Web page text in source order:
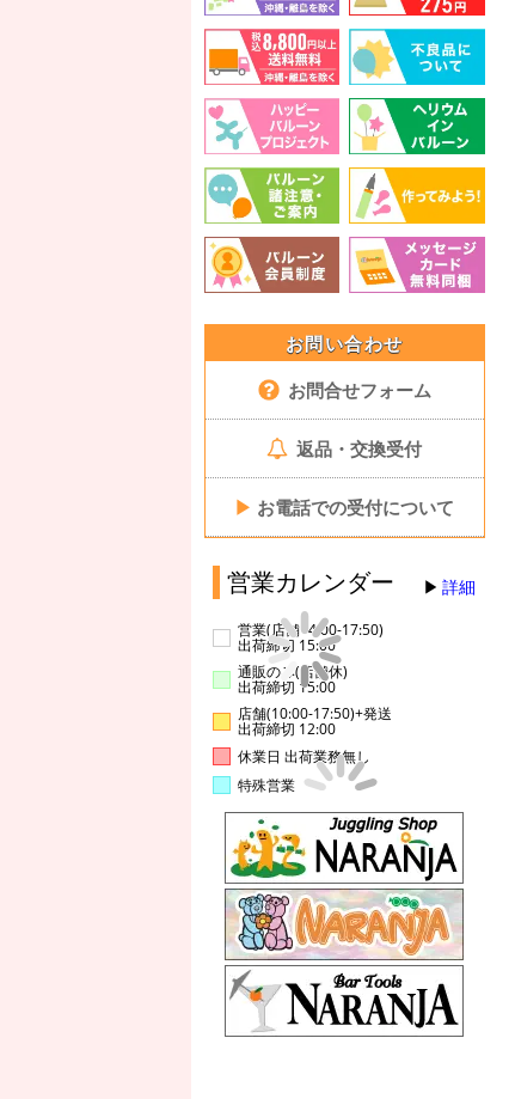
お問い合わせ
お問合せフォーム
返品・交換受付
▶ お電話での受付について
営業カレンダー 詳細
営業(店舗14:00-17:50)
出荷締切 15:00
通販のみ(店舗休)
出荷締切 15:00
店舗(10:00-17:50)+発送
出荷締切 12:00
休業日 出荷業務無し
特殊営業